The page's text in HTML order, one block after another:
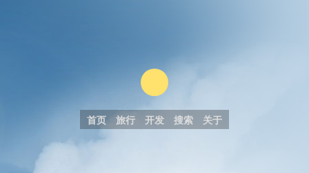
首页 旅行 开发 搜索 关于